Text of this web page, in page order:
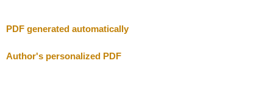
PDF generated automatically
Author's personalized PDF